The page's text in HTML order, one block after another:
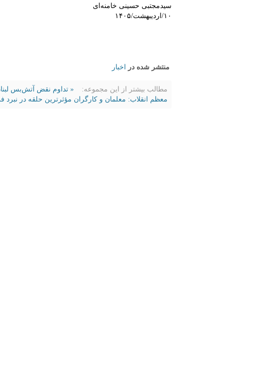
سیدمجتبی حسینی خامنه‌ای
۱۰/اردیبهشت/۱۴۰۵
منتشر شده در اخبار
مطالب بیشتر از این مجموعه: « تداوم نقض آتش‌بس
معظم انقلاب: معلمان و کارگران مؤثرترین حلقه در نبرد